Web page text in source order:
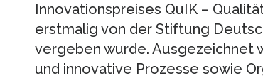
Innovationspreises QuIK –
erstmalig von der Stiftung
vergeben wurde. Ausgezeichnet
und innovative Prozesse sowie